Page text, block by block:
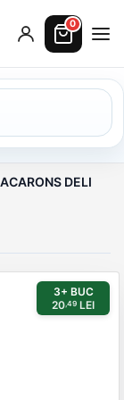
0
DELI
3+ BUC
20,49 LEI